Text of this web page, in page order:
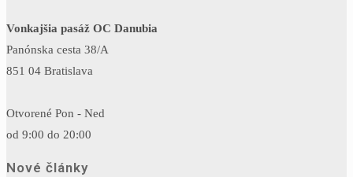
Vonkajšia pasáž OC Danubia
Panónska cesta 38/A
851 04 Bratislava
Otvorené Pon - Ned
od 9:00 do 20:00
Nové články